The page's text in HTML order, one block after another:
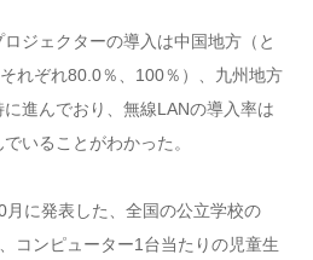
ジェクターの導入は中国地方（と
れぞれ80.0％、100％）、九州地方
に進んでおり、無線LANの導入率は
いることがわかった。
に発表した、全国の公立学校の
コンピューター1台当たりの児童生